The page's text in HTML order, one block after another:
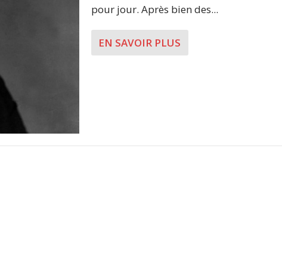
pour jour. Après bien des...
EN SAVOIR PLUS